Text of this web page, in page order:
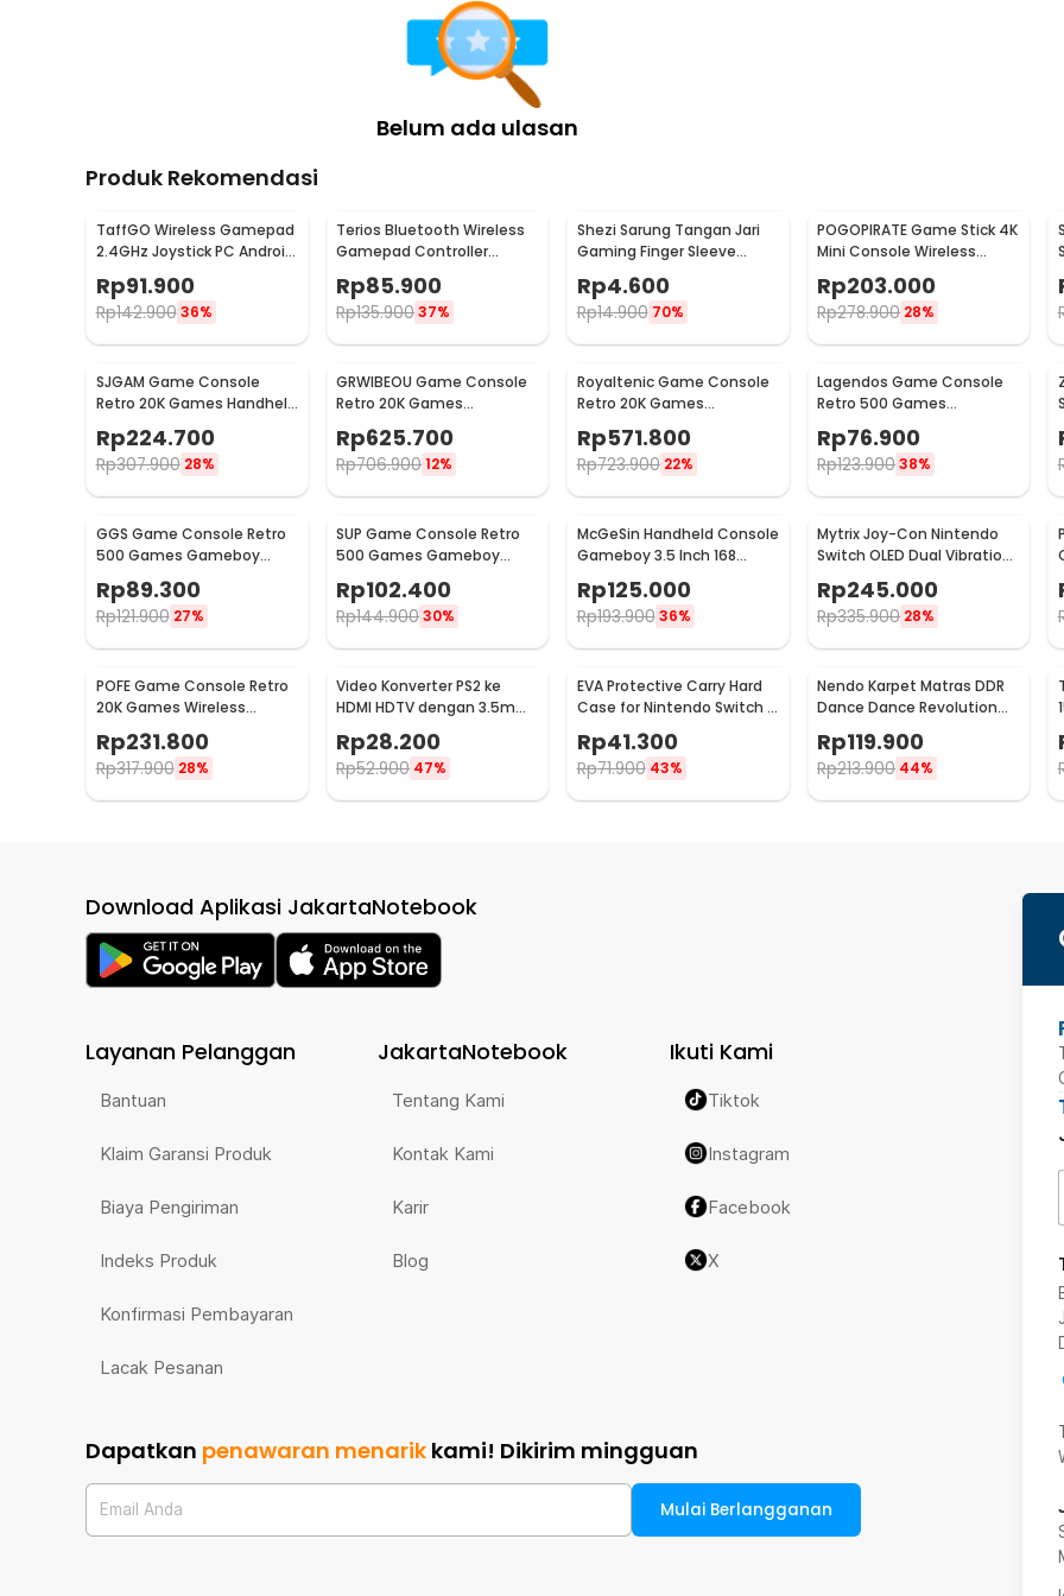
Belum ada ulasan
Produk Rekomendasi
TaffGO Wireless Gamepad
2.4GHz Joystick PC Android
850M
Rp91.900
Rp142.900 36%
Terios Bluetooth Wireless
Gamepad Controller
Android iOS Smart TV Box -
X3
Rp85.900
Rp135.90037%
Shezi Sarung Tangan Jari
Gaming Finger Sleeve
Breathable Touchscreen -
S02
Rp4.600
Rp14.900 70%
POGOPIRATE Game Stick 4K
Mini Console Wireless
Controller 2.4G - GD10 X2
Rp203.000
Rp278.900 28%
SJGAM Game Console
Retro 20K Games Handheld
Rp224.700
Rp307.900 28%
GRWIBEOU Game Console
Retro 20K Games
Gameboy Handheld 64GB
5 Inch - M22Pro
Rp625.700
Rp706.90012%
Royaltenic Game Console
Retro 20K Games
Gameboy Handheld 64GB
4.3 Inch - M17
Rp571.800
Rp723.900 22%
Lagendos Game Console
Retro 500 Games
Gameboy Handheld 128MB
3 Inch - G5
Rp76.900
Rp123.90038%
GGS Game Console Retro
500 Games Gameboy
Handheld 128MB 2.4 Inch -
G5
Rp89.300
Rp121.900 27%
SUP Game Console Retro
500 Games Gameboy
F5
Rp102.400
Rp144.90030%
McGeSin Handheld Console
Gameboy 3.5 Inch 168
Rp125.000
Rp193.900 36%
Mytrix Joy-Con Nintendo
Switch OLED Dual Vibration
Rp245.000
Rp335.900 28%
POFE Game Console Retro
20K Games Wireless
Gamepad PS Gameboy 4K
16GB - M15 Plus
Rp231.800
Rp317.900 28%
Video Konverter PS2 ke
HDMI HDTV dengan 3.5mm
Port - G300
Rp28.200
Rp52.900 47%
EVA Protective Carry Hard
Case for Nintendo Switch -
Rp41.300
Rp71.900 43%
Nendo Karpet Matras DDR
Dance Dance Revolution
Rp119.900
Rp213.900 44%
Download Aplikasi JakartaNotebook
Layanan Pelanggan
Bantuan
Klaim Garansi Produk
Biaya Pengiriman
Indeks Produk
Konfirmasi Pembayaran
Lacak Pesanan
JakartaNotebook
Tentang Kami
Kontak Kami
Karir
Blog
Ikuti Kami
Tiktok
Instagram
Facebook
X
Dapatkan penawaran menarik kami! Dikirim mingguan
Email Anda Mulai Berlangganan